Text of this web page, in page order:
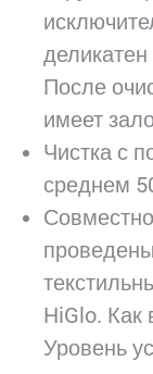
После
имеет
Чистка с
среднем
HiGlo. Как
Уровень